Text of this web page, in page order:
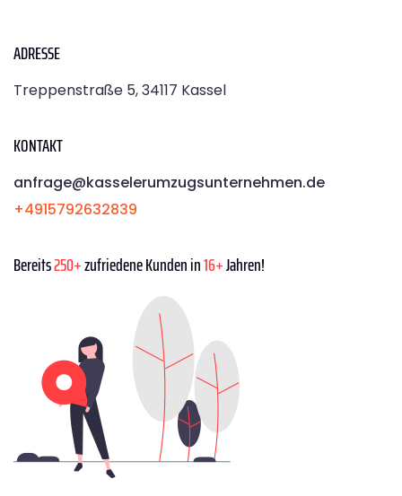
ADRESSE
Treppenstraße 5, 34117 Kassel
KONTAKT
anfrage@kasselerumzugsunternehmen.de
+4915792632839
Bereits250+zufriedene Kunden in16+Jahren!